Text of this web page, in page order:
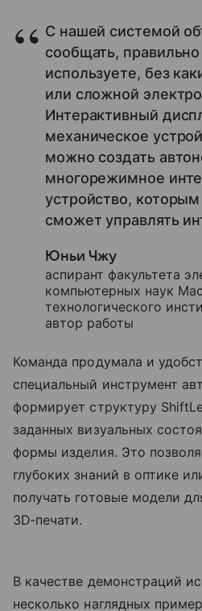
С нашей системой
сообщать,
используете, без
или сложной
Интерактивный
механическое
можно создать
многорежимное
устройство,
сможет управлять
Юньи Чжу
аспирант факультета
компьютерных наук
технологического
автор работы
Команда продумала и
специальный инструмент
формирует структуру
заданных визуальных
формы изделия. Это
глубоких знаний в оптике
получать готовые модели
3D‑печати.
В качестве демонстраций
несколько наглядных